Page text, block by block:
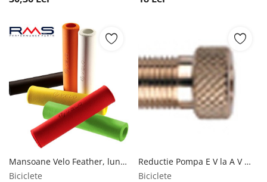
Mansoane Velo Feather, lungime 130mm, O32mm, culoare negru Velo
Biciclete
Reductie Pompa E V la A V MX Biciclete
Biciclete